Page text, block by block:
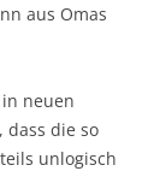
aus Omas
neuen
dass die so
unlogisch